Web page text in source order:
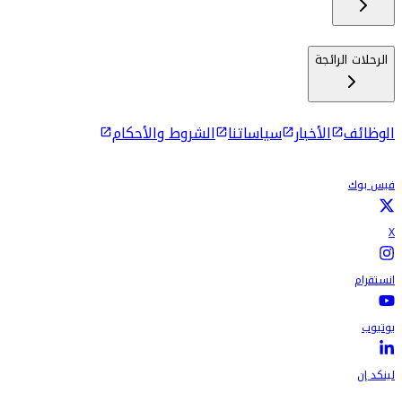
الرحلات الرائجة
الوظائف الأخبار سياساتنا الشروط والأحكام
فيس بوك
X
انستقرام
يوتيوب
لينكد إن